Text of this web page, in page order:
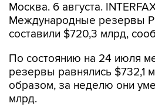
Москва. 6 августа.
Международные резервы
составили $720,3 млрд,
По состоянию на 24 июля
резервы равнялись $732,1
образом, за неделю они
млрд.